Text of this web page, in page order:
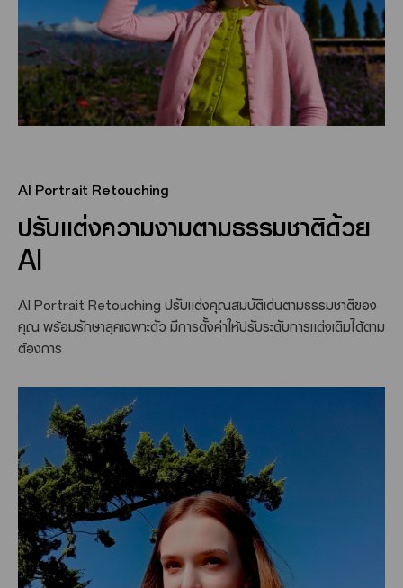
AI Portrait Retouching
ปรับแต่งความงามตามธรรมชาติด้วย
AI
AI Portrait Retouching ปรับแต่งคุณสมบัติเด่นตามธรรมชาติของ
คุณ พร้อมรักษาลุคเฉพาะตัว มีการตั้งค่าให้ปรับระดับการแต่งเติมได้ตาม
ต้องการ